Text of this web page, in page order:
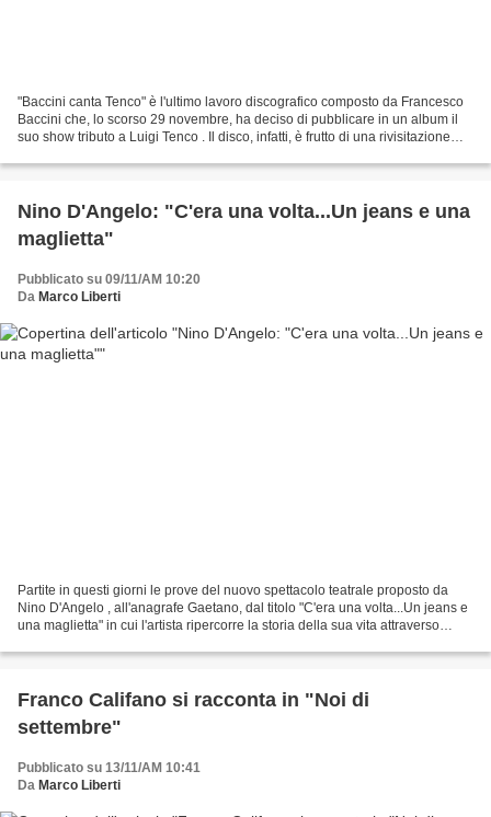
"Baccini canta Tenco" è l'ultimo lavoro discografico composto da Francesco
Baccini che, lo scorso 29 novembre, ha deciso di pubblicare in un album il
suo show tributo a Luigi Tenco . Il disco, infatti, è frutto di una rivisitazione
Nino D'Angelo: "C'era una volta...Un jeans e una
maglietta"
Pubblicato su 09/11/AM 10:20
Da Marco Liberti
Partite in questi giorni le prove del nuovo spettacolo teatrale proposto da
Nino D'Angelo , all'anagrafe Gaetano, dal titolo "C'era una volta...Un jeans e
una maglietta" in cui l'artista ripercorre la storia della sua vita attraverso
Franco Califano si racconta in "Noi di
settembre"
Pubblicato su 13/11/AM 10:41
Da Marco Liberti